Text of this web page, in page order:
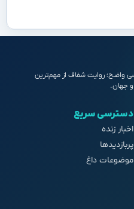
واضح؛ روایت شفاف از مهم‌ترین
و جهان.
دسترسی سریع
اخبار زنده
پربازدیدها
موضوعات داغ